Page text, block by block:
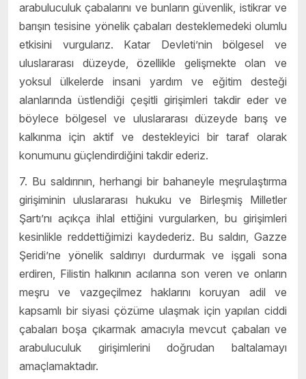
arabuluculuk çabalarını ve bunların güvenlik, istikrar ve
barışın tesisine yönelik çabaları desteklemedeki olumlu
etkisini vurgularız. Katar Devleti’nin bölgesel ve
uluslararası düzeyde, özellikle gelişmekte olan ve
yoksul ülkelerde insani yardım ve eğitim desteği
alanlarında üstlendiği çeşitli girişimleri takdir eder ve
böylece bölgesel ve uluslararası düzeyde barış ve
kalkınma için aktif ve destekleyici bir taraf olarak
konumunu güçlendirdiğini takdir ederiz.
7. Bu saldırının, herhangi bir bahaneyle meşrulaştırma
girişiminin uluslararası hukuku ve Birleşmiş Milletler
Şartı’nı açıkça ihlal ettiğini vurgularken, bu girişimleri
kesinlikle reddettiğimizi kaydederiz. Bu saldırı, Gazze
Şeridi’ne yönelik saldırıyı durdurmak ve işgali sona
erdiren, Filistin halkının acılarına son veren ve onların
meşru ve vazgeçilmez haklarını koruyan adil ve
kapsamlı bir siyasi çözüme ulaşmak için yapılan ciddi
çabaları boşa çıkarmak amacıyla mevcut çabaları ve
arabuluculuk girişimlerini doğrudan baltalamayı
amaçlamaktadır.